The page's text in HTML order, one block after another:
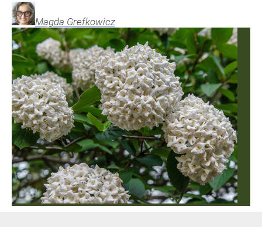
Magda Grefkowicz